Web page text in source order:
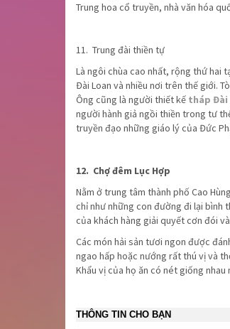
Trung hoa cổ truyền, nhà văn hóa
11. Trung đài thiền tự
Là ngôi chùa cao nhất, rộng thứ hai
Đài Loan và nhiều nơi trên thế giới.
Ông cũng là người thiết kế tháp Đài
người hành giả ngồi thiền trong tư
truyền đạo những giáo lý của Đức
12. Chợ đêm Lục Hợp
Nằm ở trung tâm thành phố Cao
chỉ như những con đường đi lại bình
của khách hàng giải quyết cơn đói
Các món hải sản tươi ngon được
ngao hấp hoặc nướng rất thú vị và
Khẩu vị của họ ăn có nét giống
THÔNG TIN CHO BẠN